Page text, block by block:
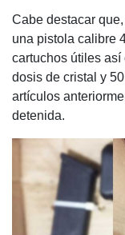
Cabe destacar
una pistola calibre
cartuchos útiles
dosis de cristal y
artículos
detenida.